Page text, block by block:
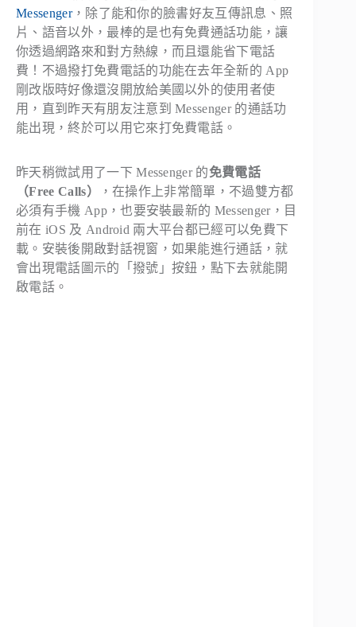
Messenger，除了能和你的臉書好友互傳訊息、照
片、語音以外，最棒的是也有免費通話功能，讓
你透過網路來和對方熱線，而且還能省下電話
費！不過撥打免費電話的功能在去年全新的 App
剛改版時好像還沒開放給美國以外的使用者使
用，直到昨天有朋友注意到 Messenger 的通話功
能出現，終於可以用它來打免費電話。
昨天稍微試用了一下 Messenger 的免費電話
（Free Calls）
，在操作上非常簡單，不過雙方都
必須有手機 App，也要安裝最新的 Messenger，目
前在 iOS 及 Android 兩大平台都已經可以免費下
載。安裝後開啟對話視窗，如果能進行通話，就
會出現電話圖示的「撥號」按鈕，點下去就能開
啟電話。